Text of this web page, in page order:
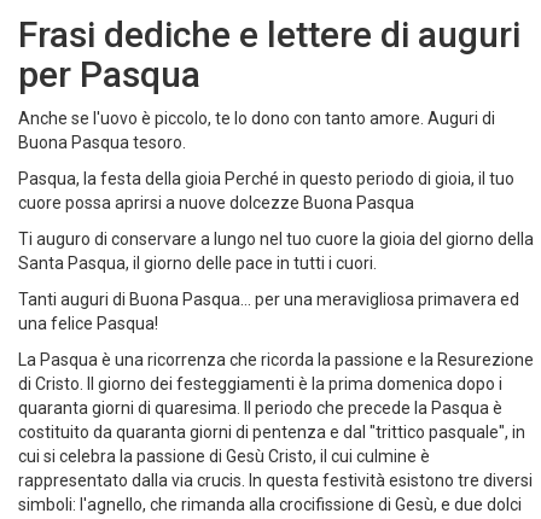
Frasi dediche e lettere di auguri
per Pasqua
Anche se l'uovo è piccolo, te lo dono con tanto amore. Auguri di
Buona Pasqua tesoro.
Pasqua, la festa della gioia Perché in questo periodo di gioia, il tuo
cuore possa aprirsi a nuove dolcezze Buona Pasqua
Ti auguro di conservare a lungo nel tuo cuore la gioia del giorno della
Santa Pasqua, il giorno delle pace in tutti i cuori.
Tanti auguri di Buona Pasqua... per una meravigliosa primavera ed
una felice Pasqua!
La Pasqua è una ricorrenza che ricorda la passione e la Resurezione
di Cristo. Il giorno dei festeggiamenti è la prima domenica dopo i
quaranta giorni di quaresima. Il periodo che precede la Pasqua è
costituito da quaranta giorni di pentenza e dal "trittico pasquale", in
cui si celebra la passione di Gesù Cristo, il cui culmine è
rappresentato dalla via crucis. In questa festività esistono tre diversi